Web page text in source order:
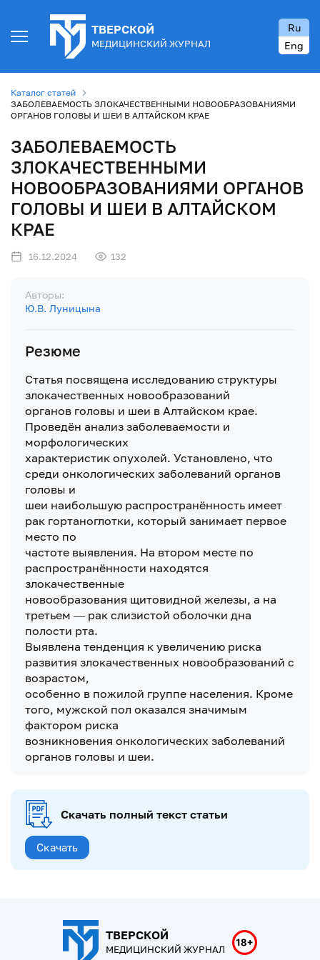
ТВЕРСКОЙ
МЕДИЦИНСКИЙ ЖУРНАЛ
Ru
Eng
Каталог статей
ЗАБОЛЕВАЕМОСТЬ ЗЛОКАЧЕСТВЕННЫМИ НОВООБРАЗОВАНИЯМИ
ОРГАНОВ ГОЛОВЫ И ШЕИ В АЛТАЙСКОМ КРАЕ
ЗАБОЛЕВАЕМОСТЬ
ЗЛОКАЧЕСТВЕННЫМИ
НОВООБРАЗОВАНИЯМИ ОРГАНОВ
ГОЛОВЫ И ШЕИ В АЛТАЙСКОМ
КРАЕ
16.12.2024 132
Авторы:
Ю.В. Луницына
Резюме
Статья посвящена исследованию структуры
злокачественных новообразований
органов головы и шеи в Алтайском крае.
Проведён анализ заболеваемости и
морфологических
характеристик опухолей. Установлено, что
среди онкологических заболеваний органов
головы и
шеи наибольшую распространённость имеет
рак гортаноглотки, который занимает первое
место по
частоте выявления. На втором месте по
распространённости находятся
злокачественные
новообразования щитовидной железы, а на
третьем — рак слизистой оболочки дна
полости рта.
Выявлена тенденция к увеличению риска
развития злокачественных новообразований с
возрастом,
особенно в пожилой группе населения. Кроме
того, мужской пол оказался значимым
фактором риска
возникновения онкологических заболеваний
органов головы и шеи.
Скачать полный текст статьи
Скачать
ТВЕРСКОЙ
МЕДИЦИНСКИЙ ЖУРНАЛ